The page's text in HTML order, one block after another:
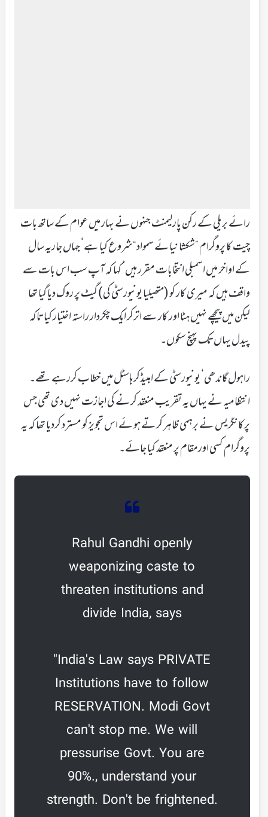
رائے بریلی کے رکن پارلیمنٹ جنہوں نے بہار میں عوام کے ساتھ بات
چیت کا پروگرام ”شکشا نیائے سمواد“ شروع کیا ہے‘ جہاں جاریہ سال
کے اواخر میں اسمبلی انتخابات مقرر ہیں‘ کہا کہ آپ سب اس بات سے
واقف ہیں کہ میری کار کو (متھیلیا یونیورسٹی کی) گیٹ پر روک دیا گیا تھا
لیکن میں پیچھے نہیں ہٹا اور کار سے اترکر ایک چکردار راستہ اختیار کیا تاکہ
پیدل یہاں تک پہنچ سکوں۔
راہول گاندھی‘ یونیورسٹی کے امبیڈکر ہاسٹل میں خطاب کررہے تھے۔
انتظامیہ نے یہاں یہ تقریب منعقد کرنے کی اجازت نہیں دی تھی جس
پرکانگریس نے برہمی ظاہر کرتے ہوئے اس تجویز کو مسترد کردیا تھا کہ یہ
پروگرام کسی اورمقام پر منعقد کیا جائے۔
Rahul Gandhi openly
weaponizing caste to
threaten institutions and
divide India, says
"India's Law says PRIVATE
Institutions have to follow
RESERVATION. Modi Govt
can't stop me. We will
pressurise Govt. You are
90%., understand your
strength. Don't be frightened.